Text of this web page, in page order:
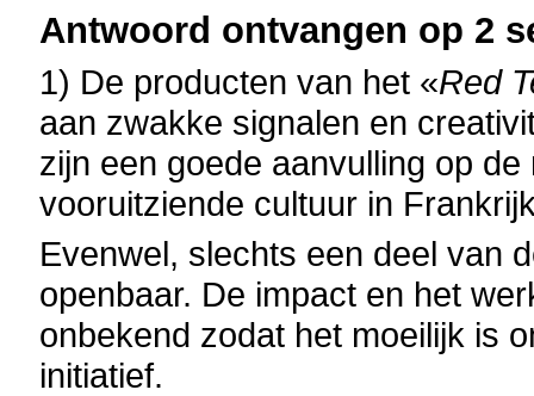
Antwoord ontvangen op 2
1) De producten van het «Red
aan zwakke signalen en
zijn een goede aanvulling op
vooruitziende cultuur in
Evenwel, slechts een deel van
openbaar. De impact en het
onbekend zodat het moeilijk is
initiatief.